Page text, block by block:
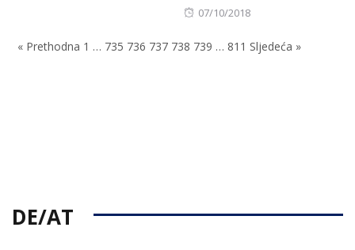
Posted
07/10/2018
« Prethodna 1 … 735 736 737 738 739 … 811 Sljedeća »
DE/AT